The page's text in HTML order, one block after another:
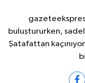
buluştururken,
Şatafattan